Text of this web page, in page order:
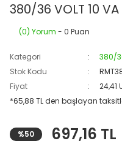
380/36 VOLT 10 VA
(0) Yorum - 0 Puan
Kategori
380/
Stok Kodu
Fiyat
24,41
*65,88 TL den başlayan
%50 697,16 TL